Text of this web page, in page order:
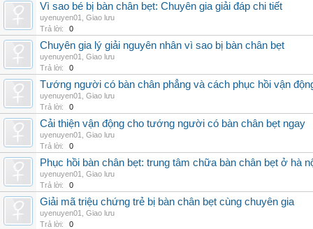
Vì sao bé bị bàn chân bẹt: Chuyên gia giải đáp chi tiết
uyenuyen01
Giao lưu
Trả lời:
0
Chuyên gia lý giải nguyên nhân vì sao bị bàn chân bẹt
uyenuyen01
Giao lưu
Trả lời:
0
Tướng người có bàn chân phẳng và cách phục hồi vận
uyenuyen01
Giao lưu
Trả lời:
0
Cải thiện vận động cho tướng người có bàn chân bẹt ngay
uyenuyen01
Giao lưu
Trả lời:
0
Phục hồi bàn chân bẹt: trung tâm chữa bàn chân bẹt ở hà
uyenuyen01
Giao lưu
Trả lời:
0
Giải mã triệu chứng trẻ bị bàn chân bẹt cùng chuyên gia
uyenuyen01
Giao lưu
Trả lời:
0